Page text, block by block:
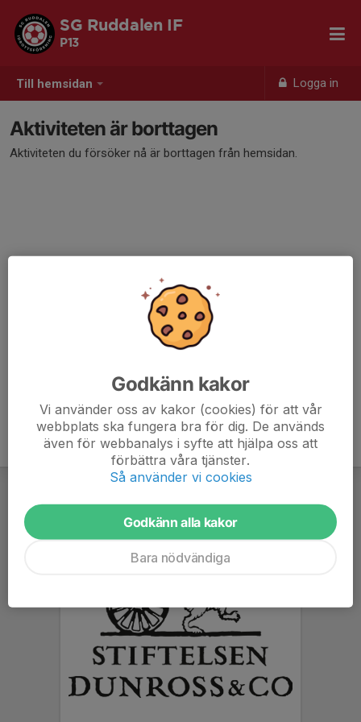
Till hemsidan Logga in
SG Ruddalen IF
P13
Aktiviteten är borttagen
Aktiviteten du försöker nå är borttagen från hemsidan.
Godkänn kakor
Vi använder oss av kakor (cookies) för att vår
webbplats ska fungera bra för dig. De används
även för webbanalys i syfte att hjälpa oss att
förbättra våra tjänster.
Så använder vi cookies
Godkänn alla kakor
Bara nödvändiga